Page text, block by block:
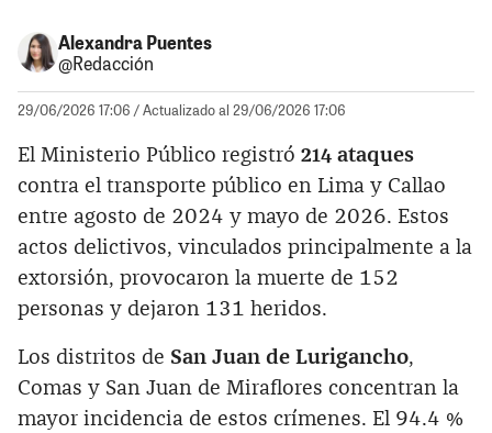
Alexandra Puentes
@Redacción
29/06/2026 17:06 / Actualizado al 29/06/2026 17:06
El Ministerio Público registró 214 ataques
contra el transporte público en Lima y Callao
entre agosto de 2024 y mayo de 2026. Estos
actos delictivos, vinculados principalmente a la
extorsión, provocaron la muerte de 152
personas y dejaron 131 heridos.
Los distritos de San Juan de Lurigancho,
Comas y San Juan de Miraflores concentran la
mayor incidencia de estos crímenes. El 94.4 %